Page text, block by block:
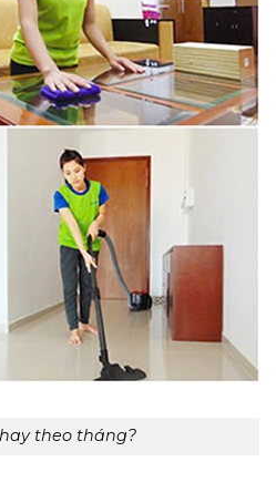
theo tháng?